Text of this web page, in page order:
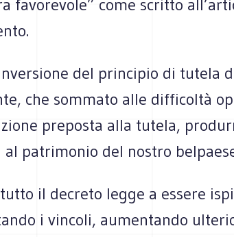
favorevole” come scritto
del principio di tutela
che sommato alle difficoltà
preposta alla tutela,
al patrimonio del nostro
il decreto legge a essere
i vincoli, aumentando